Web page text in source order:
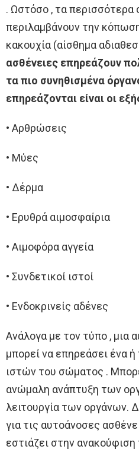
. Ωστόσο , τα
περιλαμβάνουν την
κακουχία (αίσθημα
ασθένειες επηρεάζουν
τα πιο συνηθισμένα
επηρεάζονται είναι οι
• Αρθρώσεις
• Μύες
• Δέρμα
• Ερυθρά αιμοσφαίρια
• Αιμοφόρα αγγεία
• Συνδετικοί ιστοί
• Ενδοκρινείς αδένες
Ανάλογα με τον τύπο , μια
μπορεί να επηρεάσει ένα
ιστών του σώματος .
ανώμαλη ανάπτυξη των
λειτουργία των οργάνων.
για τις αυτοάνοσες
εστιάζει στην